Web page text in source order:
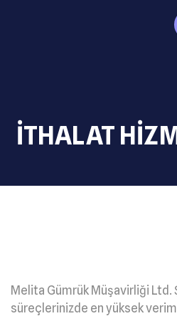
İTHALAT
Melita Gümrük Müşavirliği Ltd.
süreçlerinizde en yüksek